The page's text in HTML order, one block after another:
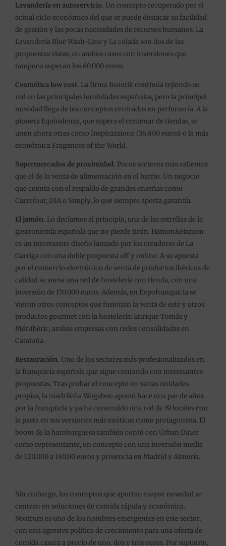
Lavandería en autoservicio. Un concepto recuperado por el
actual ciclo económico del que se puede destacar su facilidad
de gestión y las pocas necesidades de recursos humanos. La
Lavandería Blue Wash-Line y La colada son dos de las
propuestas vistas, en ambos casos con inversiones que
tampoco superan los 60.000 euros.
Cosmética low cost. La firma Beautik continúa tejiendo su
red en las principales localidades españolas, pero la principal
novedad llega de los conceptos centrados en perfumería. A la
pionera Equivalenza, que supera el centenar de tiendas, se
unen ahora otras como Inspirazzione (36.800 euros) o la más
económica Fragances of the World.
Supermercados de proximidad. Pocos sectores más calientes
que el de la venta de alimentación en el barrio. Un negocio
que cuenta con el respaldo de grandes enseñas como
Carrefour, DIA o Simply, lo que siempre aporta garantía.
El jamón. Lo decíamos al principio, una de las estrellas de la
gastronomía española que no pierde tirón. Hamon&Hamon
es un interesante diseño lanzado por los creadores de La
Garriga con una doble propuesta off y online. A su apuesta
por el comercio electrónico de venta de productos ibéricos de
calidad se suma una red de hostelería con tienda, con una
inversión de 170.000 euros. Además, en Expofranquicia se
vieron otros conceptos que fusionan la venta de este y otros
productos gourmet con la hostelería: Enrique Tomás y
MónIbèric, ambas empresas con redes consolidadas en
Cataluña.
Restauración. Uno de los sectores más profesionalizados en
la franquicia española que sigue contando con interesantes
propuestas. Tras probar el concepto en varias unidades
propias, la madrileña Wogaboo apostó hace una par de años
por la franquicia y ya ha construido una red de 19 locales con
la pasta en sus versiones más exóticas como protagonista. El
boom de la hamburguesa también contó con Urban Diner
como representante, un concepto con una inversión media
de 120.000 a 180.00 euros y presencia en Madrid y Almería.
Sin embargo, los conceptos que aportan mayor novedad se
centran en soluciones de comida rápida y económica.
Nostrum es uno de los nombres emergentes en este sector,
con una agresiva política de crecimiento para una oferta de
comida casera a precio de uno, dos y tres euros. Por supuesto,